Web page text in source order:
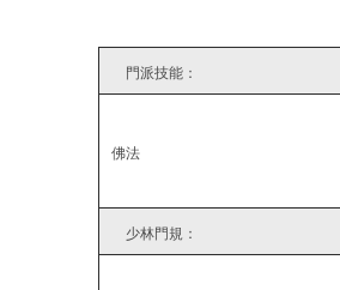
結門派技能：
佛法
少林門規：